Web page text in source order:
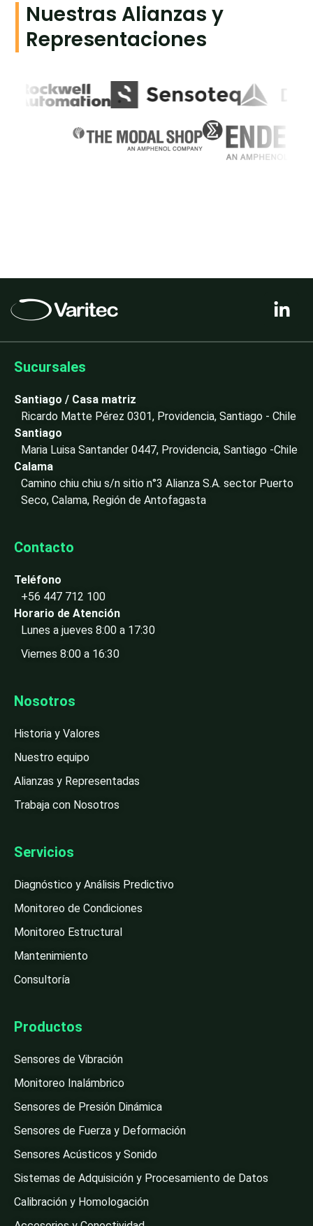
Nuestras Alianzas y
Representaciones
i
k
n
i
Sucursales
Santiago / Casa matriz
Ricardo Matte Pérez 0301, Providencia, Santiago - Chile
Santiago
Maria Luisa Santander 0447, Providencia, Santiago -Chile
Calama
Camino chiu chiu s/n sitio n°3 Alianza S.A. sector Puerto
Seco, Calama, Región de Antofagasta
Contacto
Teléfono
+56 447 712 100
Horario de Atención
Lunes a jueves 8:00 a 17:30
Viernes 8:00 a 16:30
Nosotros
Historia y Valores
Nuestro equipo
Alianzas y Representadas
Trabaja con Nosotros
Servicios
Diagnóstico y Análisis Predictivo
Monitoreo de Condiciones
Monitoreo Estructural
Mantenimiento
Consultoría
Productos
Sensores de Vibración
Monitoreo Inalámbrico
Sensores de Presión Dinámica
Sensores de Fuerza y Deformación
Sensores Acústicos y Sonido
Sistemas de Adquisición y Procesamiento de Datos
Calibración y Homologación